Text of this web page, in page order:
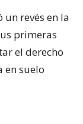
revés en la
primeras
el derecho
en suelo